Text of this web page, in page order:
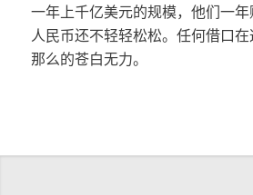
一年上千亿美元的规模，他们一
人民币还不轻轻松松。任何借口
那么的苍白无力。